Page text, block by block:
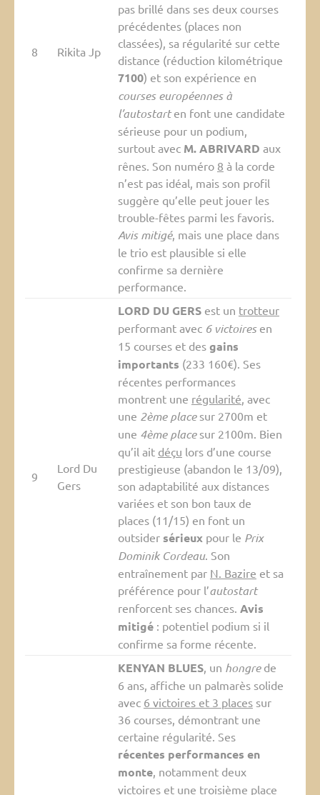
8 Rikita Jp
pas brillé dans ses deux courses
précédentes (places non
classées), sa régularité sur cette
distance (réduction kilométrique
7100) et son expérience en
courses européennes à
l’autostarten font une candidate
sérieuse pour un podium,
surtout avec M. ABRIVARD aux
rênes. Son numéro 8 à la corde
n’est pas idéal, mais son profil
suggère qu’elle peut jouer les
trouble-fêtes parmi les favoris.
Avis mitigé, mais une place dans
le trio est plausible si elle
confirme sa dernière
performance.
9
Lord Du
Gers
LORD DU GERSest un trotteur
performant avec 6 victoiresen
15 courses et des gains
importants (233 160€). Ses
récentes performances
montrent une régularité, avec
une 2ème placesur 2700m et
une 4ème placesur 2100m. Bien
qu’il ait déçu lors d’une course
prestigieuse (abandon le 13/09),
son adaptabilité aux distances
variées et son bon taux de
places (11/15) en font un
outsider sérieuxpour le Prix
Dominik Cordeau. Son
entraînement par N. Bazire et sa
préférence pour l’autostart
renforcent ses chances. Avis
mitigé: potentiel podium si il
confirme sa forme récente.
KENYAN BLUES, un hongrede
6 ans, affiche un palmarès solide
avec 6 victoires et 3 placessur
36 courses, démontrant une
certaine régularité. Ses
récentes performances en
monte, notamment deux
victoires et une troisième place